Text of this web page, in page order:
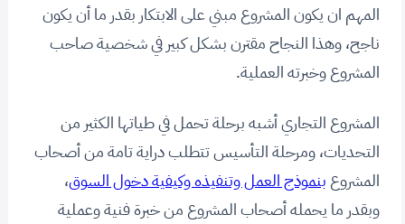
المهم ان يكون المشروع مبني على الابتكار بقدر ما أن يكون
ناجح، وهذا النجاح مقترن بشكل كبير في شخصية صاحب
المشروع وخبرته العملية.
المشروع التجاري أشبه برحلة تحمل في طياتها الكثير من
التحديات، ومرحلة التأسيس تتطلب دراية تامة من أصحاب
المشروع بنموذج العمل وتنفيذه وكيفية دخول السوق،
وبقدر ما يحمله أصحاب المشروع من خبرة فنية وعملية